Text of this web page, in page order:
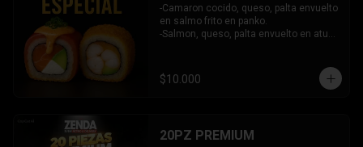
-Camaron cocido, queso, palta envuelto
en salmo frito en panko.
-Salmon, queso, palta envuelto en atun
$10.000
20PZ PREMIUM